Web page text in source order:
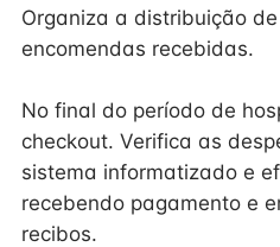
Organiza a distribuição
encomendas recebidas.
No final do período de
checkout. Verifica as
sistema informatizado e
recebendo pagamento e
recibos.